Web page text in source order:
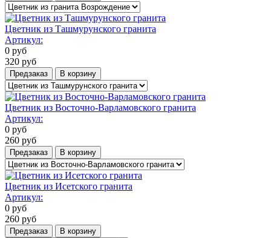
Цветник из Ташмурунского гранита
Артикул:
0 руб
320 руб
Предзаказ В корзину
Цветник из Восточно-Варламовского гранита
Артикул:
0 руб
260 руб
Предзаказ В корзину
Цветник из Исетского гранита
Артикул:
0 руб
260 руб
Предзаказ В корзину